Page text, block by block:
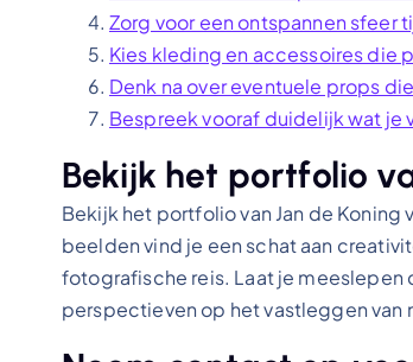
Zorg voor een ontspannen sfeer
Kies kleding en accessoires die
Denk na over eventuele props
Bespreek vooraf duidelijk wat je
Bekijk het portfolio
Bekijk het portfolio van Jan de
beelden vind je een schat aan
fotografische reis. Laat je meeslepen
perspectieven op het vastleggen van